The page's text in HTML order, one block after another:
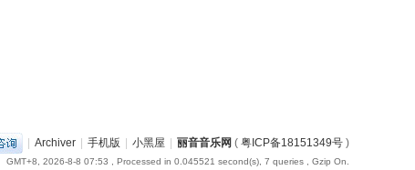
| Archiver | 手机版 | 小黑屋 | 丽音音乐网 ( 粤ICP备18151349号 )
GMT+8, 2026-8-8 07:53 , Processed in 0.045521 second(s), 7 queries , Gzip On.